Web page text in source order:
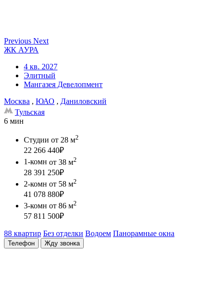
Previous Next
ЖК АУРА
4 кв. 2027
Элитный
Мангазея Девелопмент
Москва , ЮАО , Даниловский
Тульская
6 мин
Студии от 28 м2
22 266 440₽
1-комн от 38 м2
28 391 250₽
2-комн от 58 м2
41 078 880₽
3-комн от 86 м2
57 811 500₽
88 квартир Без отделки Водоем Панорамные окна
Телефон Жду звонка